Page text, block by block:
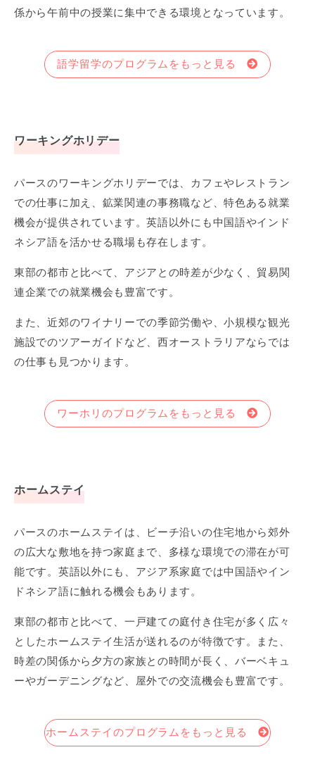
係から午前中の授業に集中できる環境となっています。
語学留学のプログラムをもっと見る
ワーキングホリデー
パースのワーキングホリデーでは、カフェやレストラン
での仕事に加え、鉱業関連の事務職など、特色ある就業
機会が提供されています。英語以外にも中国語やインド
ネシア語を活かせる職場も存在します。
東部の都市と比べて、アジアとの時差が少なく、貿易関
連企業での就業機会も豊富です。
また、近郊のワイナリーでの季節労働や、小規模な観光
施設でのツアーガイドなど、西オーストラリアならでは
の仕事も見つかります。
ワーホリのプログラムをもっと見る
ホームステイ
パースのホームステイは、ビーチ沿いの住宅地から郊外
の広大な敷地を持つ家庭まで、多様な環境での滞在が可
能です。英語以外にも、アジア系家庭では中国語やイン
ドネシア語に触れる機会もあります。
東部の都市と比べて、一戸建ての庭付き住宅が多く広々
としたホームステイ生活が送れるのが特徴です。また、
時差の関係から夕方の家族との時間が長く、バーベキュ
ーやガーデニングなど、屋外での交流機会も豊富です。
ホームステイのプログラムをもっと見る